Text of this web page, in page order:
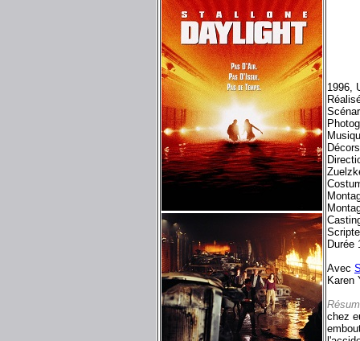
1996,
Durée
Avec
Karen
chez